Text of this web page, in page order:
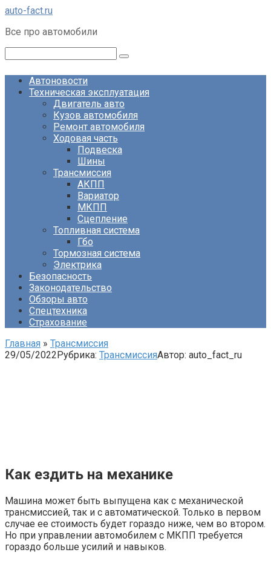
Перейти
контенту
auto-fact.ru
Все про автомобили
Автоновости
Техническая эксплуатация
Двигатель авто
Кузов автомобиля
Ремонт автомобиля
Ходовая часть
Подвеска
Шины
Трансмиссия
АКПП
Вариатор
МКПП
Сцепление
Топливная система
Гбо
Тормозная система
Электрика
Безопасность
Законодательство
Обзоры авто
Спецтехника
Страхование
Главная » Трансмиссия
29/05/2022Рубрика: ТрансмиссияАвтор: auto_fact_ru
Как ездить на механике
Машина может быть выпущена как с механической
трансмиссией, так и с автоматической. Только в первом
случае ее стоимость будет гораздо ниже, чем во втором.
Но при управлении автомобилем с МКПП требуется
гораздо больше усилий и навыков.